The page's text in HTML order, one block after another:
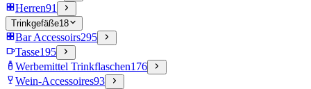
Herren91
Trinkgefäße18
Bar Accessoirs295
Tasse195
Werbemittel Trinkflaschen176
Wein-Accessoires93